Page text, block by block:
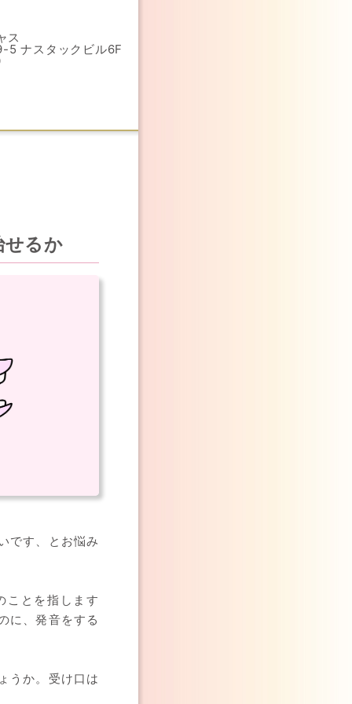
ス
5 ナスタックビル6F
せるか
です、とお悩み
とを指します
に、発音をする
うか。受け口は